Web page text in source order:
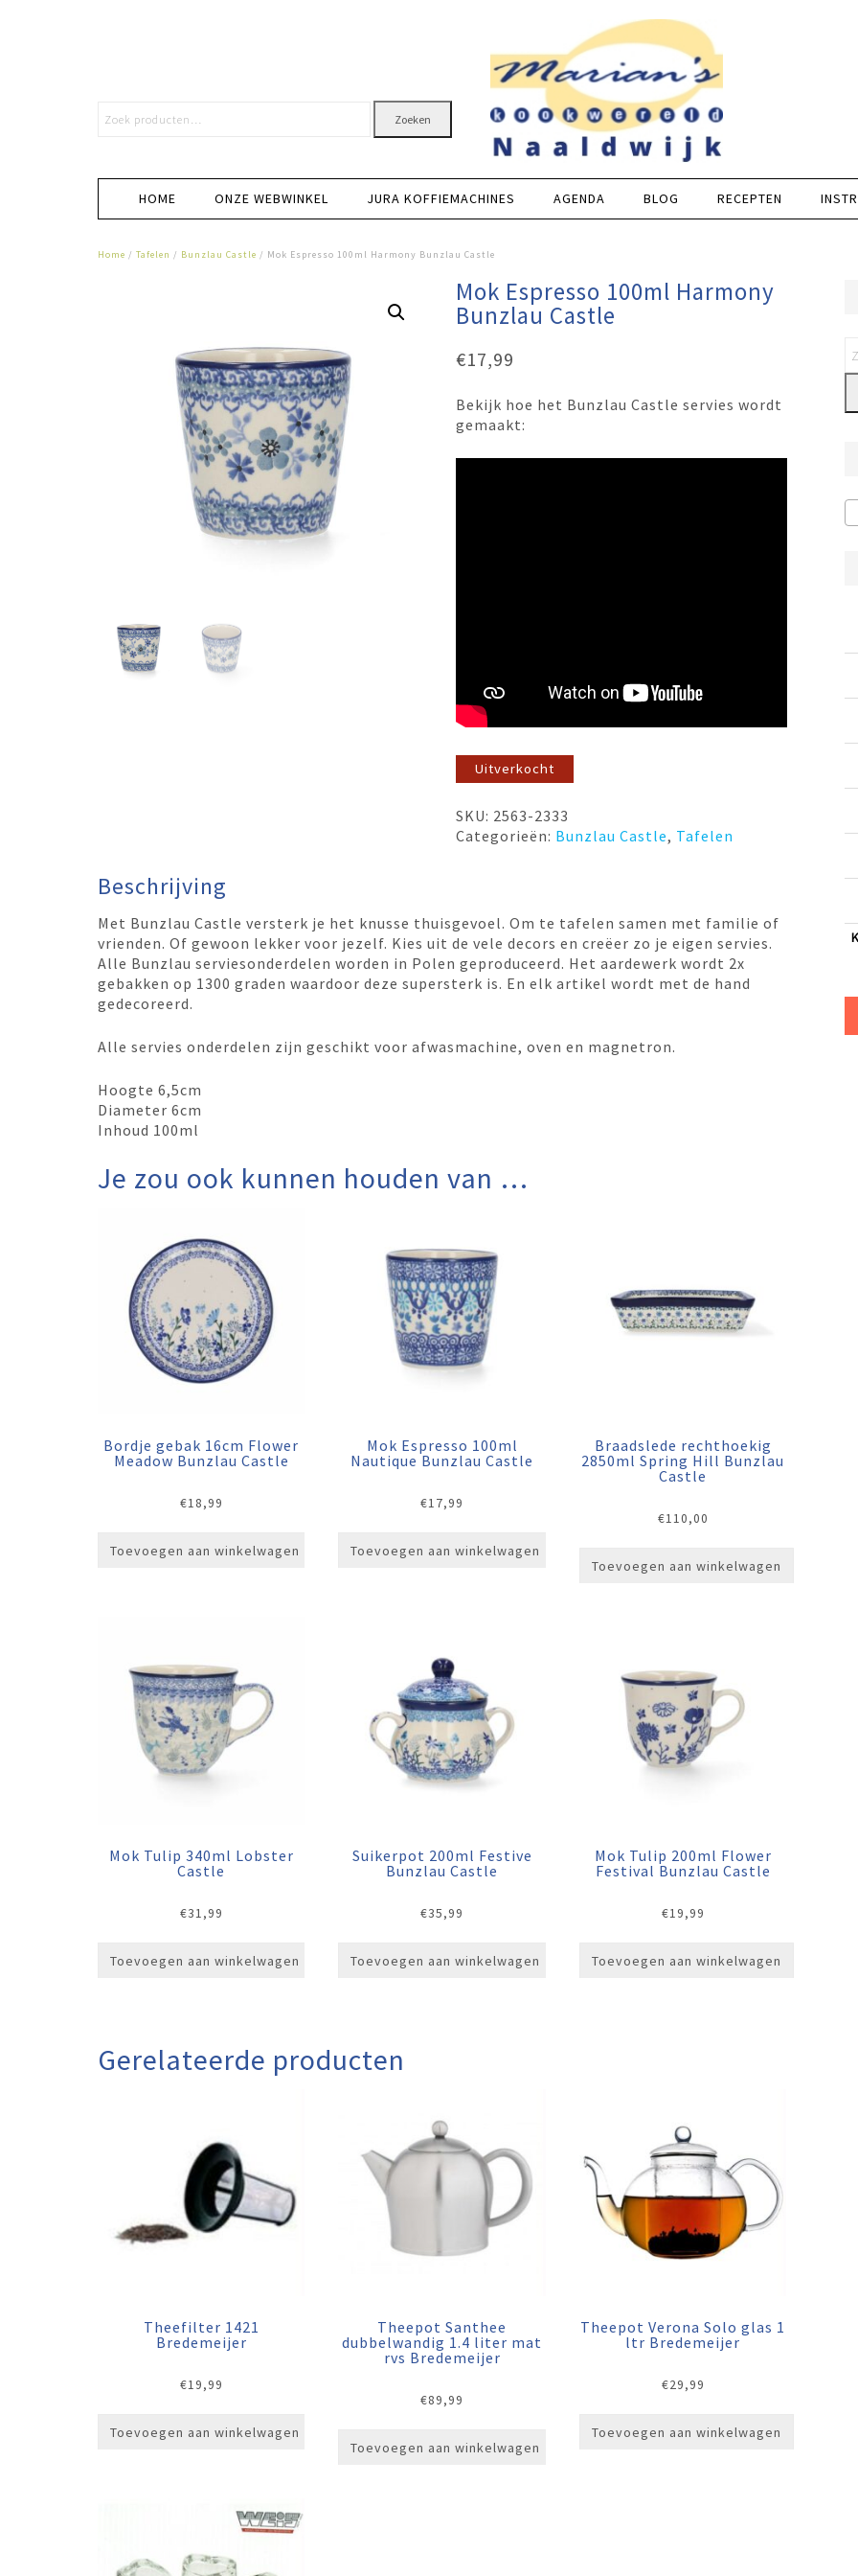
Zoeken
HOME ONZE WEBWINKEL JURA KOFFIEMACHINES AGENDA BLOG RECEPTEN
Home / Tafelen / Bunzlau Castle / Mok Espresso 100ml Harmony Bunzlau Castle
Mok Espresso 100ml Harmony
Bunzlau Castle
€17,99
Bekijk hoe het Bunzlau Castle servies wordt
gemaakt:
Uitverkocht
SKU: 2563-2333
Categorieën: Bunzlau Castle, Tafelen
Beschrijving
Met Bunzlau Castle versterk je het knusse thuisgevoel. Om te tafelen samen met familie of
vrienden. Of gewoon lekker voor jezelf. Kies uit de vele decors en creëer zo je eigen servies.
Alle Bunzlau serviesonderdelen worden in Polen geproduceerd. Het aardewerk wordt 2x
gebakken op 1300 graden waardoor deze supersterk is. En elk artikel wordt met de hand
gedecoreerd.
Alle servies onderdelen zijn geschikt voor afwasmachine, oven en magnetron.
Hoogte 6,5cm
Diameter 6cm
Inhoud 100ml
Je zou ook kunnen houden van …
Bordje gebak 16cm Flower
Meadow Bunzlau Castle
€18,99
Toevoegen aan winkelwagen
Mok Espresso 100ml
Nautique Bunzlau Castle
€17,99
Toevoegen aan winkelwagen
Braadslede rechthoekig
2850ml Spring Hill Bunzlau
Castle
€110,00
Toevoegen aan winkelwagen
Mok Tulip 340ml Lobster
Castle
€31,99
Toevoegen aan winkelwagen
Suikerpot 200ml Festive
Bunzlau Castle
€35,99
Toevoegen aan winkelwagen
Mok Tulip 200ml Flower
Festival Bunzlau Castle
€19,99
Toevoegen aan winkelwagen
Gerelateerde producten
Theefilter 1421
Bredemeijer
€19,99
Toevoegen aan winkelwagen
Theepot Santhee
dubbelwandig 1.4 liter mat
rvs Bredemeijer
€89,99
Toevoegen aan winkelwagen
Theepot Verona Solo glas 1
ltr Bredemeijer
€29,99
Toevoegen aan winkelwagen